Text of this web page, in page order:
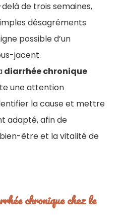
de trois semaines,
désagréments
possible d’un
jacent.
diarrhée chronique
une attention
la cause et mettre
adapté, afin de
être et la vitalité de
chronique chez le